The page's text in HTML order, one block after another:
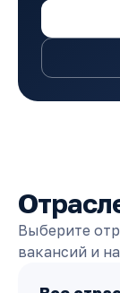
Выберите
вакансий и